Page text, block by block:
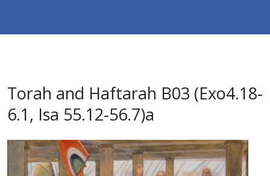
Torah and Haftarah B03 (Exo4.18-
6.1, Isa 55.12-56.7)a